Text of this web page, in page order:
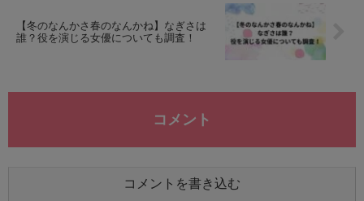
【冬のなんかさ春のなんかね】なぎさは
誰？役を演じる女優についても調査！
コメント
コメントを書き込む